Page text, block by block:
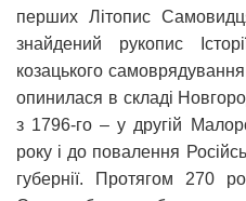
перших Літопис
знайдений рукопис
козацького
опинилася в складі
з 1796-го – у другій
року і до повалення
губернії. Протягом 270